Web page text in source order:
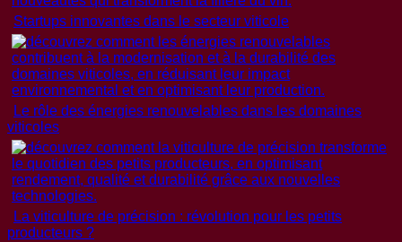
Startups innovantes dans le secteur viticole
Le rôle des énergies renouvelables dans les domaines
viticoles
La viticulture de précision : révolution pour les petits
producteurs ?